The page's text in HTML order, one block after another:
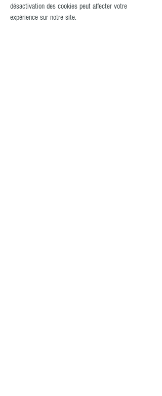
désactivation des cookies peut affecter votre
expérience sur notre site.